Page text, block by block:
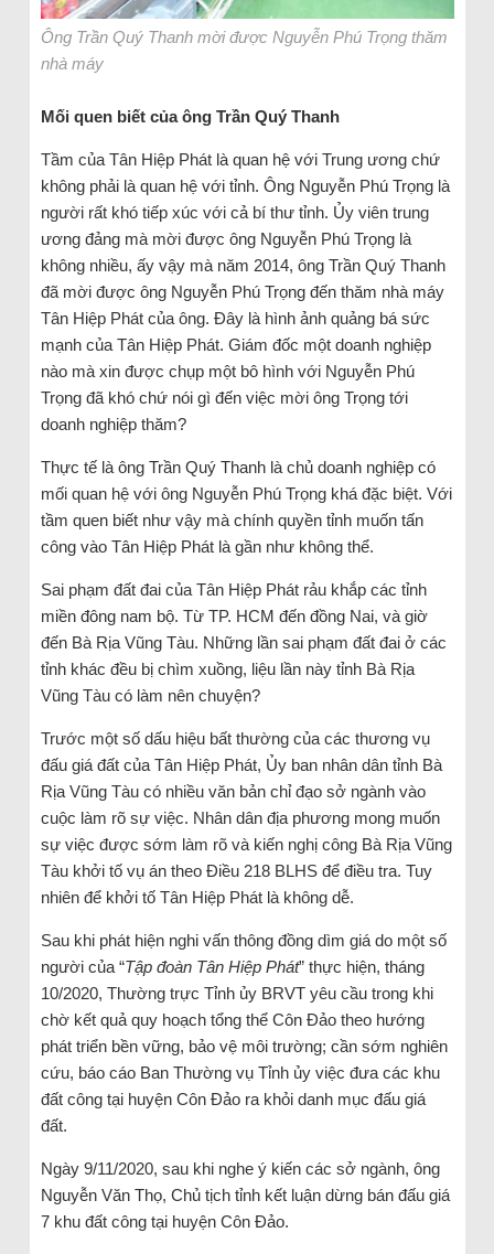
Ông Trần Quý Thanh mời được Nguyễn Phú Trọng thăm
nhà máy
Mối quen biết của ông Trần Quý Thanh
Tầm của Tân Hiệp Phát là quan hệ với Trung ương chứ
không phải là quan hệ với tỉnh. Ông Nguyễn Phú Trọng là
người rất khó tiếp xúc với cả bí thư tỉnh. Ủy viên trung
ương đảng mà mời được ông Nguyễn Phú Trọng là
không nhiều, ấy vậy mà năm 2014, ông Trần Quý Thanh
đã mời được ông Nguyễn Phú Trọng đến thăm nhà máy
Tân Hiệp Phát của ông. Đây là hình ảnh quảng bá sức
mạnh của Tân Hiệp Phát. Giám đốc một doanh nghiệp
nào mà xin được chụp một bô hình với Nguyễn Phú
Trọng đã khó chứ nói gì đến việc mời ông Trọng tới
doanh nghiệp thăm?
Thực tế là ông Trần Quý Thanh là chủ doanh nghiệp có
mối quan hệ với ông Nguyễn Phú Trọng khá đặc biệt. Với
tầm quen biết như vậy mà chính quyền tỉnh muốn tấn
công vào Tân Hiệp Phát là gần như không thể.
Sai phạm đất đai của Tân Hiệp Phát rảu khắp các tỉnh
miền đông nam bộ. Từ TP. HCM đến đồng Nai, và giờ
đến Bà Rịa Vũng Tàu. Những lần sai phạm đất đai ở các
tỉnh khác đều bị chìm xuồng, liệu lần này tỉnh Bà Rịa
Vũng Tàu có làm nên chuyện?
Trước một số dấu hiệu bất thường của các thương vụ
đấu giá đất của Tân Hiệp Phát, Ủy ban nhân dân tỉnh Bà
Rịa Vũng Tàu có nhiều văn bản chỉ đạo sở ngành vào
cuộc làm rõ sự việc. Nhân dân địa phương mong muốn
sự việc được sớm làm rõ và kiến nghị công Bà Rịa Vũng
Tàu khởi tố vụ án theo Điều 218 BLHS để điều tra. Tuy
nhiên để khởi tố Tân Hiệp Phát là không dễ.
Sau khi phát hiện nghi vấn thông đồng dìm giá do một số
người của “Tập đoàn Tân Hiệp Phát” thực hiện, tháng
10/2020, Thường trực Tỉnh ủy BRVT yêu cầu trong khi
chờ kết quả quy hoạch tổng thể Côn Đảo theo hướng
phát triển bền vững, bảo vệ môi trường; cần sớm nghiên
cứu, báo cáo Ban Thường vụ Tỉnh ủy việc đưa các khu
đất công tại huyện Côn Đảo ra khỏi danh mục đấu giá
đất.
Ngày 9/11/2020, sau khi nghe ý kiến các sở ngành, ông
Nguyễn Văn Thọ, Chủ tịch tỉnh kết luận dừng bán đấu giá
7 khu đất công tại huyện Côn Đảo.